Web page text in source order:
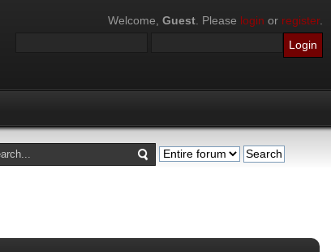
Welcome, Guest . Please login or register.